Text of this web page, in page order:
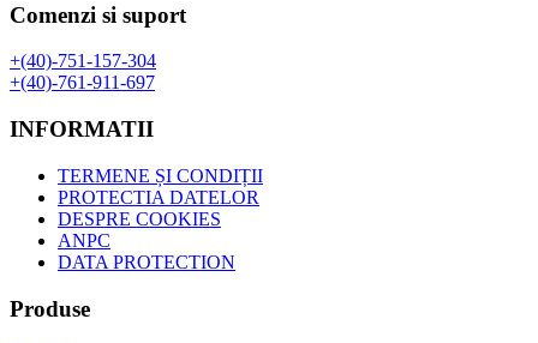
Comenzi si suport
+(40)-751-157-304
+(40)-761-911-697
INFORMATII
TERMENE ȘI CONDIȚII
PROTECTIA DATELOR
DESPRE COOKIES
ANPC
DATA PROTECTION
Produse